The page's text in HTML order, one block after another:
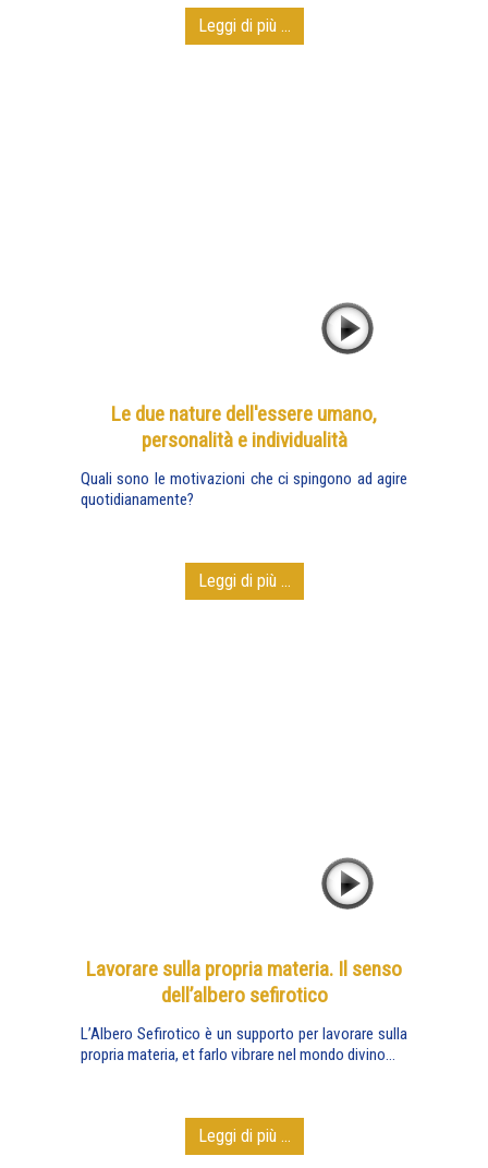
Leggi di più ...
Le due nature dell'essere umano,
personalità e individualità
Quali sono le motivazioni che ci spingono ad agire
quotidianamente?
Leggi di più ...
Lavorare sulla propria materia. Il senso
dell’albero sefirotico
L’Albero Sefirotico è un supporto per lavorare sulla
propria materia, et farlo vibrare nel mondo divino...
Leggi di più ...